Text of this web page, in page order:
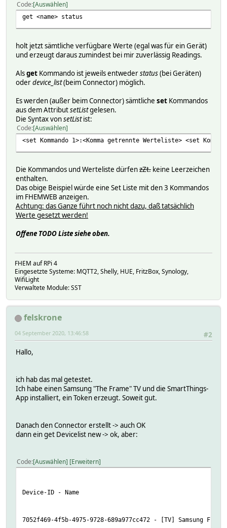
Code Auswählen
get <name> status
holt jetzt sämtliche verfügbare Werte (egal was für ein Gerät)
und erzeugt daraus zumindest bei mir zuverlässig Readings.
Alsget Kommando ist jeweils entwederstatus(bei Geräten)
oderdevice_list(beim Connector) möglich.
Es werden (außer beim Connector) sämtliche set Kommandos
aus dem AttributsetListgelesen.
Die Syntax vonsetListist:
Code Auswählen
<set Kommando 1>:<Komma getrennte Werteliste> <set
Die Kommandos und Werteliste dürfenzZt. keine Leerzeichen
enthalten.
Das obige Beispiel würde eine Set Liste mit den 3 Kommandos
im FHEMWEB anzeigen.
Achtung: das Ganze führt noch nicht dazu, daß tatsächlich
Werte gesetzt werden!
Offene TODO Liste siehe oben.
FHEM auf RPi 4
Eingesetzte Systeme: MQTT2, Shelly, HUE, FritzBox, Synology,
WifiLight
Verwaltete Module: SST
felskrone
#2
04 September 2020, 13:46:58
Hallo,
ich hab das mal getestet.
Ich habe einen Samsung "The Frame" TV und die SmartThings-
App installiert, ein Token erzeugt. Soweit gut.
Danach den Connector erstellt -> auch OK
dann ein get Devicelist new -> ok, aber:
Code Auswählen Erweitern
Device-ID - Name
7052f469-4f5b-4975-9728-689a977cc472 - [TV] Samsung